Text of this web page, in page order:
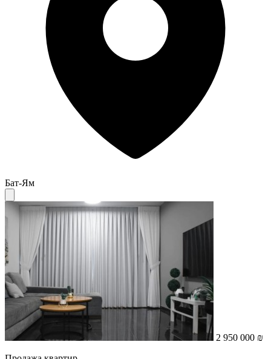
Бат-Ям
2 950 000 ₪